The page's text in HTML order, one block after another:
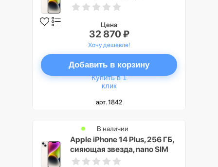
Цена
32 870 ₽
Хочу дешевле!
Добавить в корзину
Купить в 1
клик
арт. 1842
Apple iPhone 14 Plus, 256 ГБ,
сияющая звезда, nano SIM
В наличии